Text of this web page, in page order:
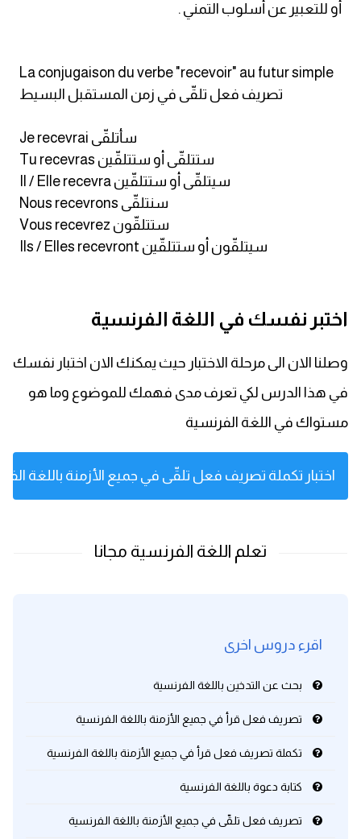
اغلق النافذة
أو للتعبير عن أسلوب التمني .
La conjugaison du verbe "recevoir" au futur simple
تصريف فعل تلقّى في زمن المستقبل البسيط
Je recevrai سأتلقّى
Tu recevras ستتلقّى أو ستتلقّين
Il / Elle recevra سيتلقّى أو ستتلقّين
Nous recevrons سنتلقّى
Vous recevrez ستتلقّون
Ils / Elles recevront سيتلقّون أو ستتلقّين
اختبر نفسك في اللغة الفرنسية
وصلنا الان الى مرحلة الاختبار حيث يمكنك الان اختبار نفسك
في هذا الدرس لكي تعرف مدى فهمك للموضوع وما هو
مستواك في اللغة الفرنسية
اختبار تكملة تصريف فعل تلقّى في جميع الأزمنة باللغة
اقرء دروس اخرى
بحث عن التدخين باللغة الفرنسية
تصريف فعل قرأ في جميع الأزمنة باللغة الفرنسية
تكملة تصريف فعل قرأ في جميع الأزمنة باللغة الفرنسية
كتابة دعوة باللغة الفرنسية
تصريف فعل تلقّى في جميع الأزمنة باللغة الفرنسية